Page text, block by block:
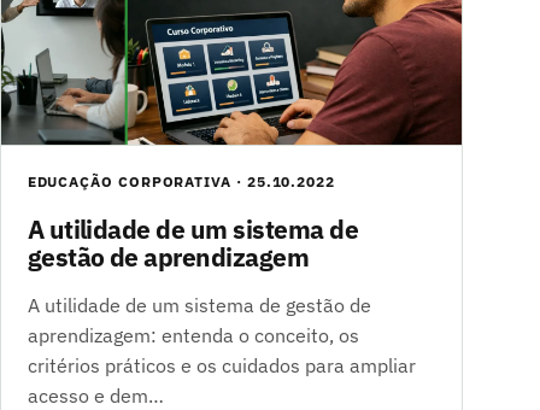
EDUCAÇÃO CORPORATIVA · 25.10.2022
A utilidade de um sistema de
gestão de aprendizagem
A utilidade de um sistema de gestão de
aprendizagem: entenda o conceito, os
critérios práticos e os cuidados para ampliar
acesso e dem…